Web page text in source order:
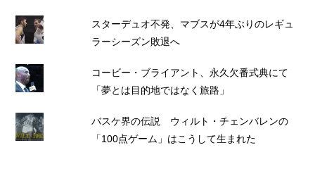
スターデュオ不発、マブスが4年ぶりのレギュ
ラーシーズン敗退へ
コービー・ブライアント、永久欠番式典にて
「夢とは目的地ではなく旅路」
バスケ界の伝説 ウィルト・チェンバレンの
「100点ゲーム」はこうして生まれた